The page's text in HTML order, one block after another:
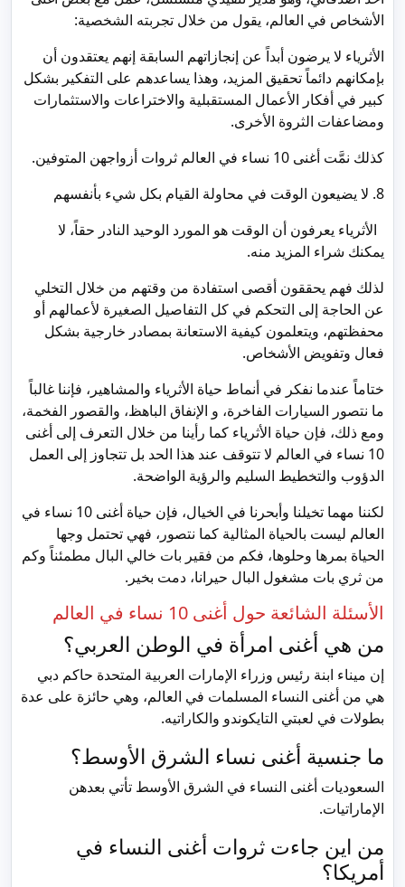
الأشخاص في العالم، يقول من خلال تجربته الشخصية:
الأثرياء لا يرضون أبداً عن إنجازاتهم السابقة إنهم يعتقدون أن
بإمكانهم دائماً تحقيق المزيد، وهذا يساعدهم على التفكير بشكل
كبير في أفكار الأعمال المستقبلية والاختراعات والاستثمارات
ومضاعفات الثروة الأخرى.
كذلك نمَّت أغنى 10 نساء في العالم ثروات أزواجهن المتوفين.
8. لا يضيعون الوقت في محاولة القيام بكل شيء بأنفسهم
الأثرياء يعرفون أن الوقت هو المورد الوحيد النادر حقاً، لا
يمكنك شراء المزيد منه.
لذلك فهم يحققون أقصى استفادة من وقتهم من خلال التخلي
عن الحاجة إلى التحكم في كل التفاصيل الصغيرة لأعمالهم أو
محفظتهم، ويتعلمون كيفية الاستعانة بمصادر خارجية بشكل
فعال وتفويض الأشخاص.
ختاماً عندما نفكر في أنماط حياة الأثرياء والمشاهير، فإننا غالباً
ما نتصور السيارات الفاخرة، و الإنفاق الباهظ، والقصور الفخمة،
ومع ذلك، فإن حياة الأثرياء كما رأينا من خلال التعرف إلى أغنى
10 نساء في العالم لا تتوقف عند هذا الحد بل تتجاوز إلى العمل
الدؤوب والتخطيط السليم والرؤية الواضحة.
لكننا مهما تخيلنا وأبحرنا في الخيال، فإن حياة أغنى 10 نساء في
العالم ليست بالحياة المثالية كما نتصور، فهي تحتمل وجها
الحياة بمرها وحلوها، فكم من فقير بات خالي البال مطمئناً وكم
من ثري بات مشغول البال حيرانا، دمت بخير.
الأسئلة الشائعة حول أغنى 10 نساء في العالم
من هي أغنى امرأة في الوطن العربي؟
إن ميناء ابنة رئيس وزراء الإمارات العربية المتحدة حاكم دبي
هي من أغنى النساء المسلمات في العالم، وهي حائزة على عدة
بطولات في لعبتي التايكوندو والكاراتيه.
ما جنسية أغنى نساء الشرق الأوسط؟
السعوديات أغنى النساء في الشرق الأوسط تأتي بعدهن
الإماراتيات.
من اين جاءت ثروات أغنى النساء في
أمريكا؟